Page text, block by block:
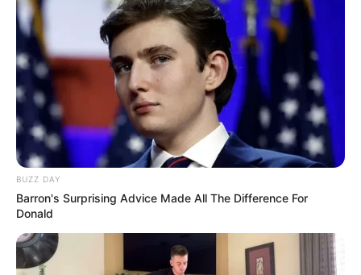
BUZZ DAY
Barron's Surprising Advice Made All The Difference For
Donald